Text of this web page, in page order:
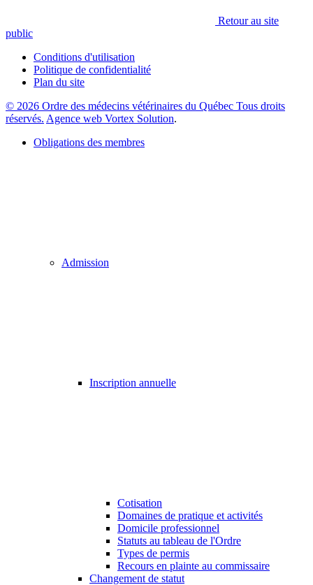
Retour au site
public
Conditions d'utilisation
Politique de confidentialité
Plan du site
© 2026 Ordre des médecins vétérinaires du Québec Tous droits
réservés. Agence web Vortex Solution.
Obligations des membres
Admission
Inscription annuelle
Cotisation
Domaines de pratique et activités
Domicile professionnel
Statuts au tableau de l'Ordre
Types de permis
Recours en plainte au commissaire
Changement de statut